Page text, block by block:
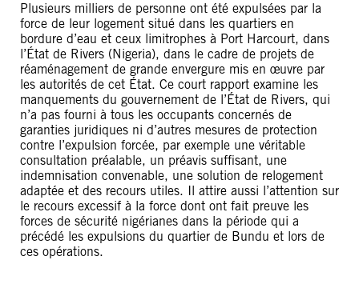
Plusieurs milliers de personne ont été expulsées par la
force de leur logement situé dans les quartiers en
bordure d’eau et ceux limitrophes à Port Harcourt, dans
l’État de Rivers (Nigeria), dans le cadre de projets de
réaménagement de grande envergure mis en œuvre par
les autorités de cet État. Ce court rapport examine les
manquements du gouvernement de l’État de Rivers, qui
n’a pas fourni à tous les occupants concernés de
garanties juridiques ni d’autres mesures de protection
contre l’expulsion forcée, par exemple une véritable
consultation préalable, un préavis suffisant, une
indemnisation convenable, une solution de relogement
adaptée et des recours utiles. Il attire aussi l’attention sur
le recours excessif à la force dont ont fait preuve les
forces de sécurité nigérianes dans la période qui a
précédé les expulsions du quartier de Bundu et lors de
ces opérations.